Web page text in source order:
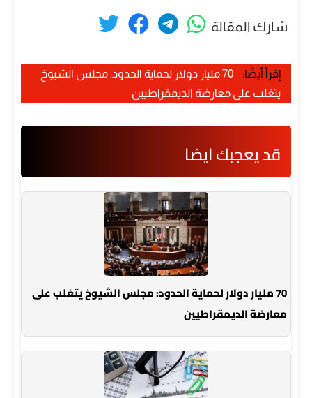
شارك المقالة
إقرأ أيضًا:
70 مليار دولار لحماية الحدود: مجلس الشيوخ
يتغلب على معارضة الديمقراطيين
قد يعجبك ايضا
70 مليار دولار لحماية الحدود: مجلس الشيوخ يتغلب على
معارضة الديمقراطيين